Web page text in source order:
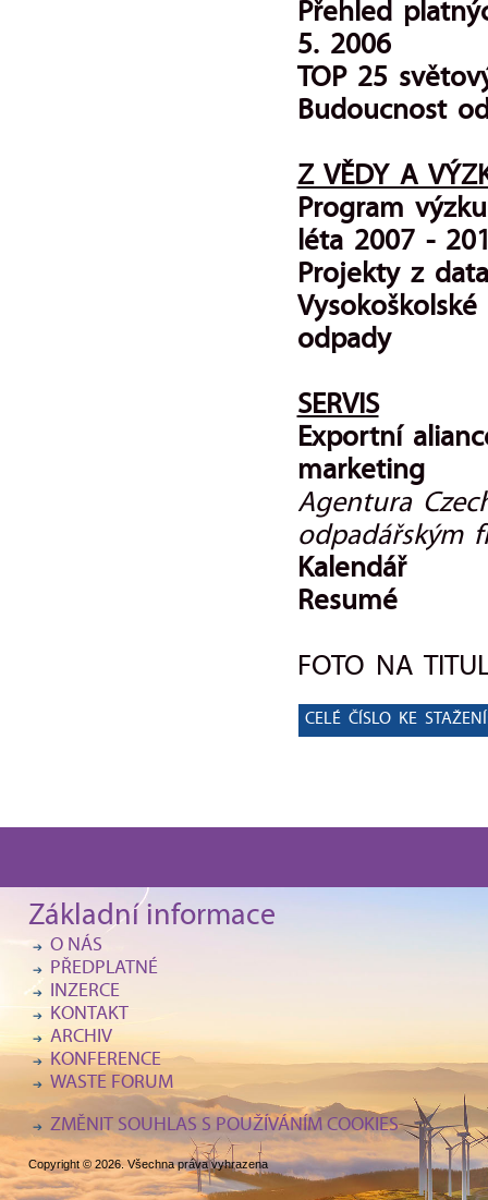
Přehled
5. 2006
TOP 25
Budoucnost
Z VĚDY A
Program
léta 2007 -
Projekty z
odpady
SERVIS
Exportní
marketing
Agentura
odpadářským
Kalendář
Resumé
FOTO NA
CELÉ ČÍSLO KE
Základní informace
O NÁS
PŘEDPLATNÉ
INZERCE
KONTAKT
ARCHIV
KONFERENCE
WASTE FORUM
ZMĚNIT SOUHLAS S POUŽÍVÁNÍM COOKIES
Copyright © 2026. Všechna práva vyhrazena